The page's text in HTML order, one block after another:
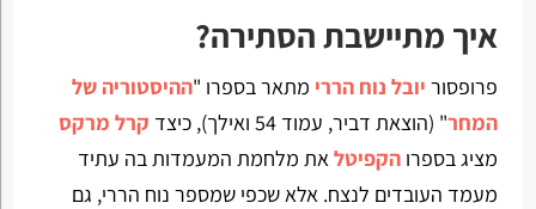
איך מתיישבת הסתירה?
פרופסור יובל נוח הררי מתאר בספרו "ההיסטוריה של
המחר" (הוצאת דביר, עמוד 54 ואילך), כיצד
קרל מרקס
מציג בספרו הקפיטלאת מלחמת המעמדות בה עתיד
מעמד העובדים לנצח. אלא שכפי שמספר נוח הררי, גם